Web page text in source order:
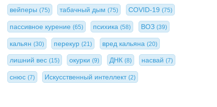
вейперы (75) табачный дым(75) COVID-19 (75)
пассивное курение (65) психика(58) ВОЗ (39)
кальян (30) перекур(21) вред кальяна (20)
лишний вес (15) окурки(9) ДНК (8) насвай(7)
снюс (7) Искусственный интеллект(2)